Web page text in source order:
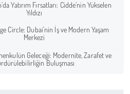
Yatırım Fırsatları: Cidde’nin Yükselen
Yıldızı
Circle: Dubai’nin İş ve Modern Yaşam
Merkezi
Geleceği: Modernite, Zarafet ve
Buluşması